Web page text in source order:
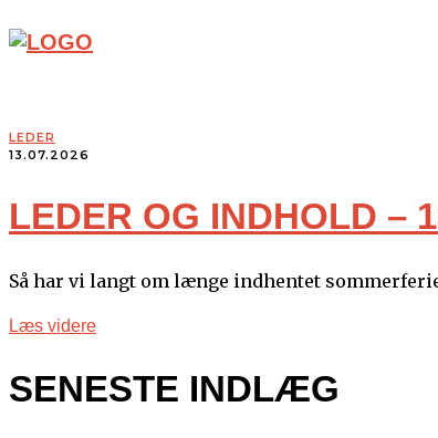
LEDER
13.07.2026
LEDER OG INDHOLD –
Så har vi langt om længe indhentet
Læs videre
SENESTE INDLÆG